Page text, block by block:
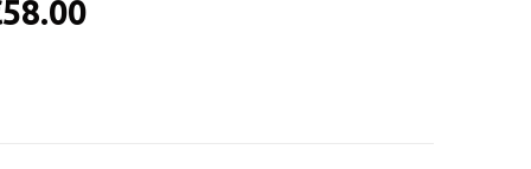
58.00